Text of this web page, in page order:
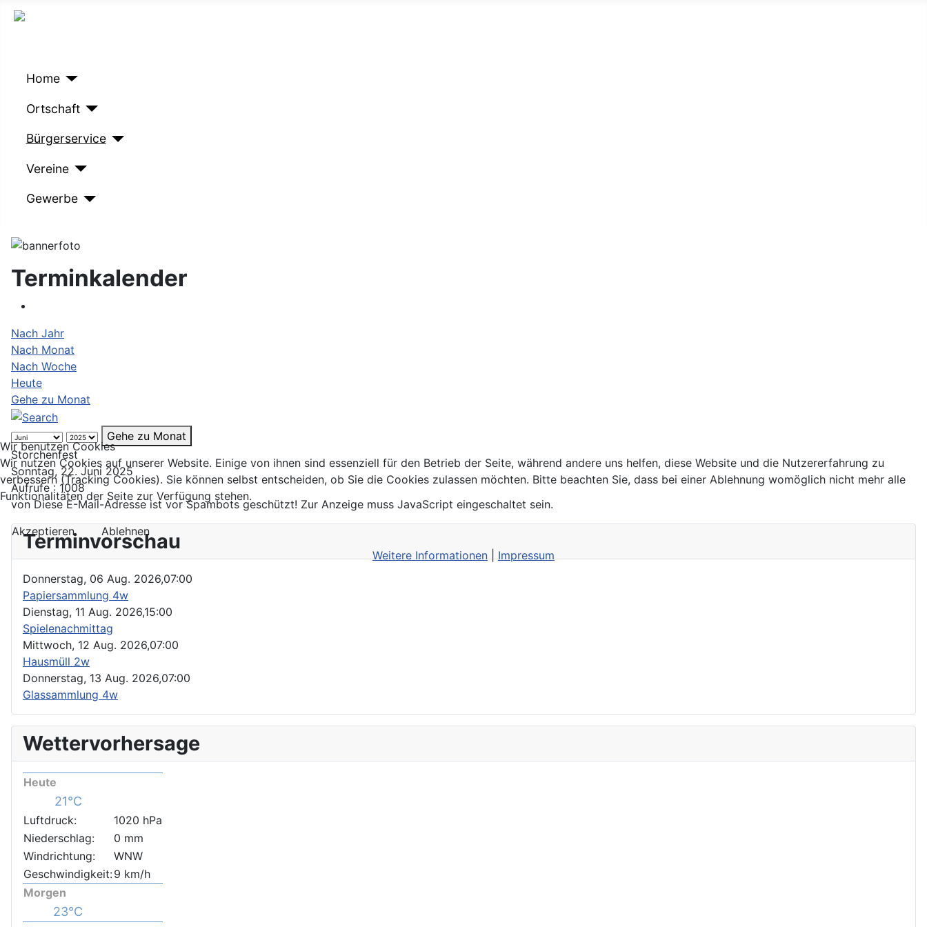
Home
Ortschaft
Bürgerservice
Vereine
Gewerbe
Terminkalender
Nach Jahr
Nach Monat
Nach Woche
Heute
Gehe zu Monat
Gehe zu Monat
Storchenfest
Sonntag, 22. Juni 2025
Aufrufe: 1008
vonDiese E-Mail-Adresse ist vor Spambots geschützt! Zur Anzeige muss JavaScript eingeschaltet sein.
Terminvorschau
Donnerstag, 06 Aug. 2026,07:00
Papiersammlung 4w
Dienstag, 11 Aug. 2026,15:00
Spielenachmittag
Mittwoch, 12 Aug. 2026,07:00
Hausmüll 2w
Donnerstag, 13 Aug. 2026,07:00
Glassammlung 4w
Wettervorhersage
Heute
21°C
Luftdruck:
1020 hPa
Niederschlag:
0 mm
Windrichtung:
WNW
Geschwindigkeit:9 km/h
Morgen
23°C
Wir benutzen Cookies
Wir nutzen Cookies auf unserer Website. Einige von ihnen sind essenziell für den Betrieb der Seite, während andere uns helfen, diese Website und die Nutzererfahrung zu
verbessern (Tracking Cookies). Sie können selbst entscheiden, ob Sie die Cookies zulassen möchten. Bitte beachten Sie, dass bei einer Ablehnung womöglich nicht mehr alle
Funktionalitäten der Seite zur Verfügung stehen.
Akzeptieren
Ablehnen
Weitere Informationen
Impressum